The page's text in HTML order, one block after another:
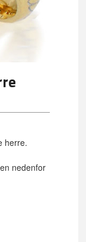
herre.
nedenfor